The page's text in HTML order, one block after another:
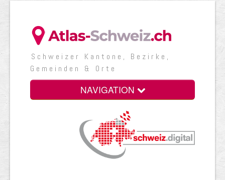
Schweizer Kantone, Bezirke,
Gemeinden & Orte
NAVIGATION